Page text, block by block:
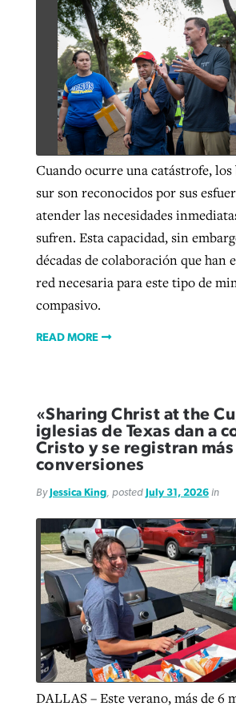
Cuando ocurre una catástrofe,
sur son reconocidos por sus
atender las necesidades
sufren. Esta capacidad, sin
décadas de colaboración que han
red necesaria para este tipo de
compasivo.
READ MORE
«Sharing Christ at the
iglesias de Texas dan a
Cristo y se registran
conversiones
ByJessica King, posted July 31, 2026in
DALLAS – Este verano, más de 6